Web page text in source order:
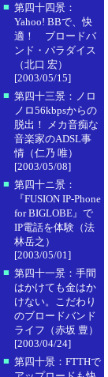
■ 第四十四景：
Yahoo! BBで、快
適！ ブロードバ
ンド・パラダイス
（北口 宏）
[2003/05/15]
■ 第四十三景：ノロ
ノロ56kbpsからの
脱出！ メカ音痴な
音楽家のADSL事
情（仁乃 唯）
[2003/05/08]
■ 第四十ニ景：
『FUSION IP-Phone
for BIGLOBE』で
IP電話を体験（法
林岳之）
[2003/05/01]
■ 第四十一景：手間
はかけても金はか
けない。こだわり
のブロードバンド
ライフ（赤坂 豊）
[2003/04/24]
■ 第四十景：FTTHで